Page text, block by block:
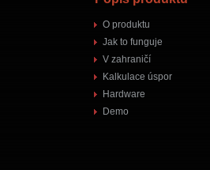
O produktu
Jak to funguje
V zahraničí
Kalkulace úspor
Hardware
Demo